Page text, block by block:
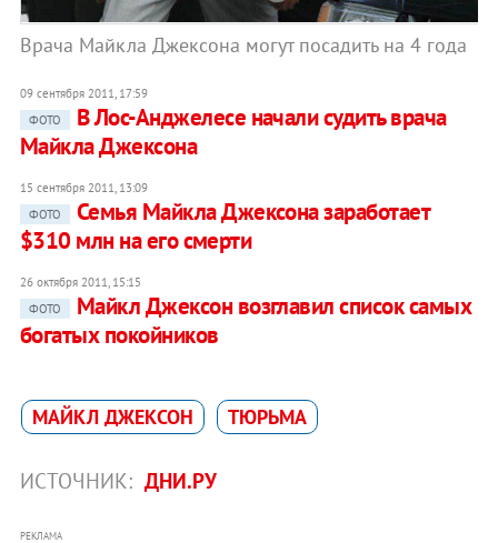
Врача Майкла Джексона могут посадить на 4 года
09 сентября 2011, 17:59
ФОТО
В Лос-Анджелесе начали судить врача
Майкла Джексона
15 сентября 2011, 13:09
ФОТО
Семья Майкла Джексона заработает
$310 млн на его смерти
26 октября 2011, 15:15
ФОТО
Майкл Джексон возглавил список самых
богатых покойников
МАЙКЛ ДЖЕКСОН ТЮРЬМА
ИСТОЧНИК: ДНИ.РУ
РЕКЛАМА